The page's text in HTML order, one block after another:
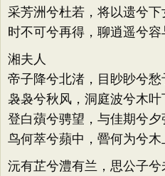
采芳洲兮杜若，将以遗兮下
时不可兮再得，聊逍遥兮容
湘夫人
帝子降兮北渚，目眇眇兮愁
袅袅兮秋风，洞庭波兮木
登白薠兮骋望，与佳期兮夕
鸟何萃兮蘋中，罾何为兮木
沅有芷兮澧有兰，思公子兮